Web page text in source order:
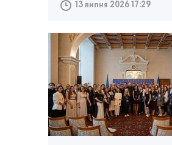
13 липня 2026 17:29